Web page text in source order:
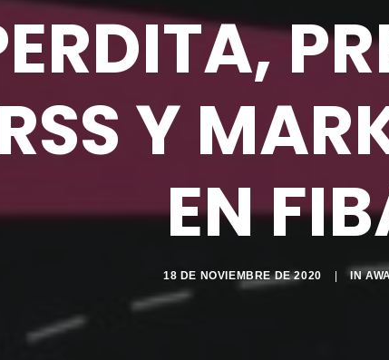
Y
EN
18 DE NOVIEMBRE DE 2020 IN